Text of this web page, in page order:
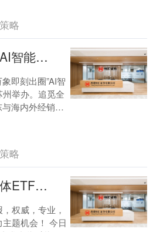
略
东方汇赢 追觅举办AI智能硬件新品招商发布会 与经销商共探智能穿戴新蓝海
即刻出圈”AI智
举办。追觅全
海内外经销商
在发布会....
略
灿星财富 中韩半导体ETF等多只爆款基金，将停牌1小时！近50%美股QDII停购或限购
权威，专业，
题机会！ 今日